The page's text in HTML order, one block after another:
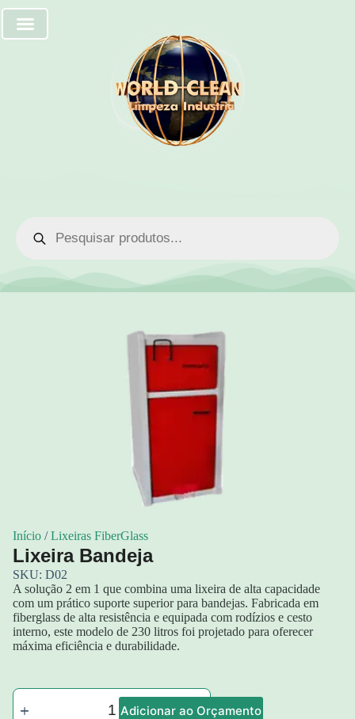
Início /Lixeiras FiberGlass
Lixeira Bandeja
SKU: D02
A solução 2 em 1 que combina uma lixeira de alta capacidade
com um prático suporte superior para bandejas. Fabricada em
fiberglass de alta resistência e equipada com rodízios e cesto
interno, este modelo de 230 litros foi projetado para oferecer
máxima eficiência e durabilidade.
Adicionar ao Orçamento